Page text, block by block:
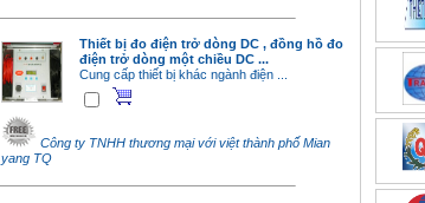
Thiết bị đo điện trở dòng DC , đồng hồ đo
điện trở dòng một chiều DC ...
Cung cấp thiết bị khác ngành điện ...
Công ty TNHH thương mại với việt thành phố Mian
yang TQ